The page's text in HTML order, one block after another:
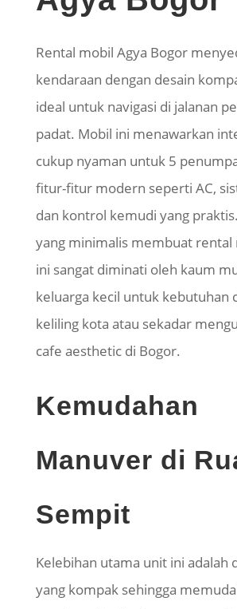
Rental mobil Agya Bogor
kendaraan dengan desain
ideal untuk navigasi di jalanan
padat. Mobil ini menawarkan
cukup nyaman untuk 5
fitur-fitur modern seperti AC,
dan kontrol kemudi yang
yang minimalis membuat rental
ini sangat diminati oleh kaum
keluarga kecil untuk kebutuhan
keliling kota atau sekadar
cafe aesthetic di Bogor.
Kemudahan
Manuver di
Sempit
Kelebihan utama unit ini adalah
yang kompak sehingga